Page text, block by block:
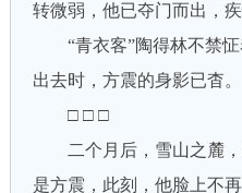
转微弱，他已夺门而出，
“青衣客”陶得林不禁怔
出去时，方震的身影已杳。
□ □ □
二个月后，雪山之麓，
是方震，此刻，他脸上不